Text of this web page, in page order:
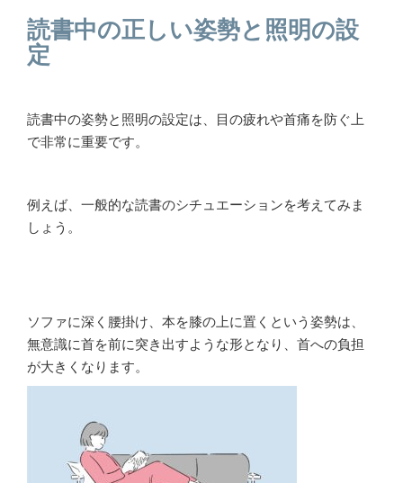
読書中の正しい姿勢と照明の設
定
読書中の姿勢と照明の設定は、目の疲れや首痛を防ぐ上
で非常に重要です。
例えば、一般的な読書のシチュエーションを考えてみま
しょう。
ソファに深く腰掛け、本を膝の上に置くという姿勢は、
無意識に首を前に突き出すような形となり、首への負担
が大きくなります。